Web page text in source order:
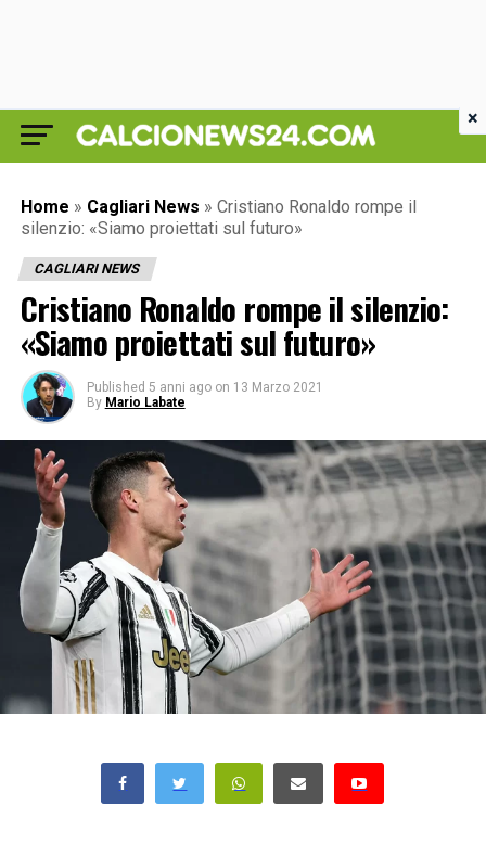
Home » Cagliari News » Cristiano Ronaldo rompe il
silenzio: «Siamo proiettati sul futuro»
CAGLIARI NEWS
Cristiano Ronaldo rompe il silenzio:
«Siamo proiettati sul futuro»
Published 5 anni ago on 13 Marzo 2021
By Mario Labate
×